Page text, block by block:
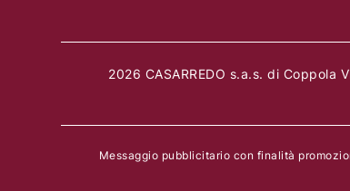
2026 CASARREDO s.a.s. di
Messaggio pubblicitario con finalità